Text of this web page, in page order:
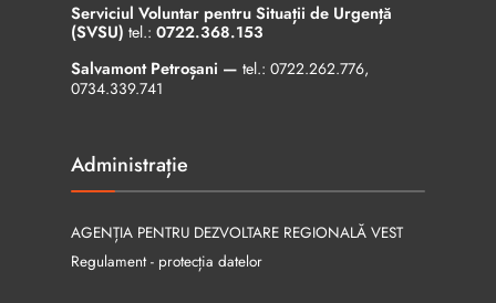
Serviciul Voluntar pentru Situații de Urgență
(SVSU) tel.: 0722.368.153
Salvamont Petroșani — tel.: 0722.262.776,
0734.339.741
Administrație
AGENȚIA PENTRU DEZVOLTARE REGIONALĂ VEST
Regulament - protecția datelor